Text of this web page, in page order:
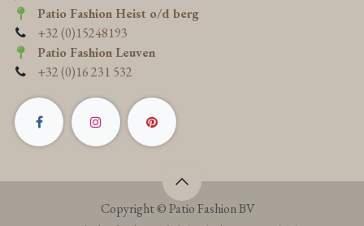
Patio Fashion Heist o/d berg
+32 (0)15248193
Patio Fashion Leuven
+32 (0)16 231 532
Copyright © Patio Fashion BV